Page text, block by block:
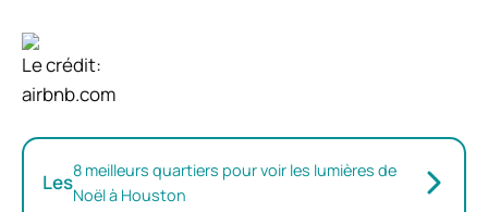
Le crédit:
airbnb.com
Les8 meilleurs quartiers pour voir les lumières de
Noël à Houston